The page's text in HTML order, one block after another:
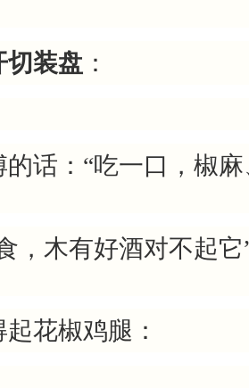
切装盘 ：
话：“吃一口，椒
，木有好酒对不起
花椒鸡腿：